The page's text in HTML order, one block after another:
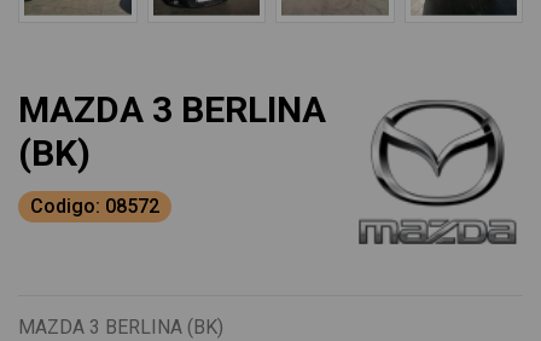
MAZDA 3 BERLINA
(BK)
Codigo: 08572
MAZDA 3 BERLINA (BK)